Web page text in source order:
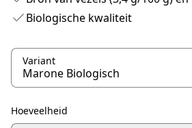
Biologische kwaliteit
Variant
Hoeveelheid